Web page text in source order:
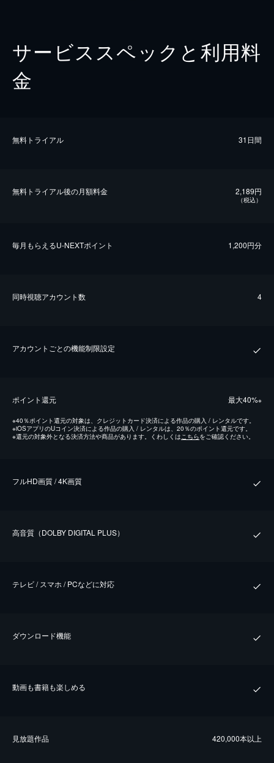
サービススペックと利用料
金
無料トライアル 31日間
無料トライアル後の⽉額料金 2,189円
（税込）
毎⽉もらえるU-NEXTポイント 1,200円分
同時視聴アカウント数 4
アカウントごとの機能制限設定
ポイント還元 最⼤40%※
※40％ポイント還元の対象は、クレジットカード決済による作品の購入 / レンタルです。
※iOSアプリのUコイン決済による作品の購入 / レンタルは、20％のポイント還元です。
※還元の対象外となる決済方法や商品があります。くわしくはこちらをご確認ください。
フルHD画質 / 4K画質
⾼⾳質（DOLBY DIGITAL PLUS）
テレビ / スマホ / PCなどに対応
ダウンロード機能
動画も書籍も楽しめる
⾒放題作品 420,000本以上